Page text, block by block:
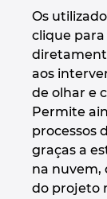
Os
clique
aos
de olhar e
Permite
processos
graças a
na nuvem,
do projeto
Switzerland
Thailand
Turkey
Ukraine